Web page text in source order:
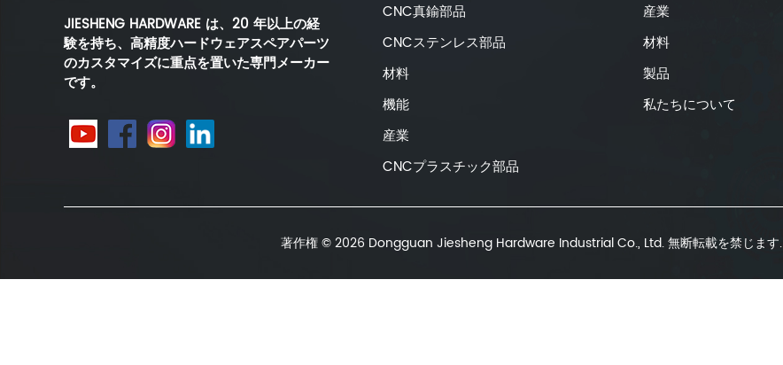
JIESHENG HARDWARE は、20 年以上の経
験を持ち、高精度ハードウェアスペアパーツ
のカスタマイズに重点を置いた専門メーカー
です。
CNC真鍮部品
CNCステンレス部品
材料
機能
産業
CNCプラスチック部品
産業
材料
製品
私たちについて
著作権 © 2026 Dongguan Jiesheng Hardware Industrial Co., Ltd. 無断転載を禁じます.